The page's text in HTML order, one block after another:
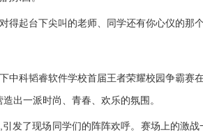
起台下尖叫的老师、同学还有你心仪的那
科韬睿软件学校首届王者荣耀校园争霸
出一派时尚、青春、欢乐的氛围。
发了现场同学们的阵阵欢呼。赛场上的激